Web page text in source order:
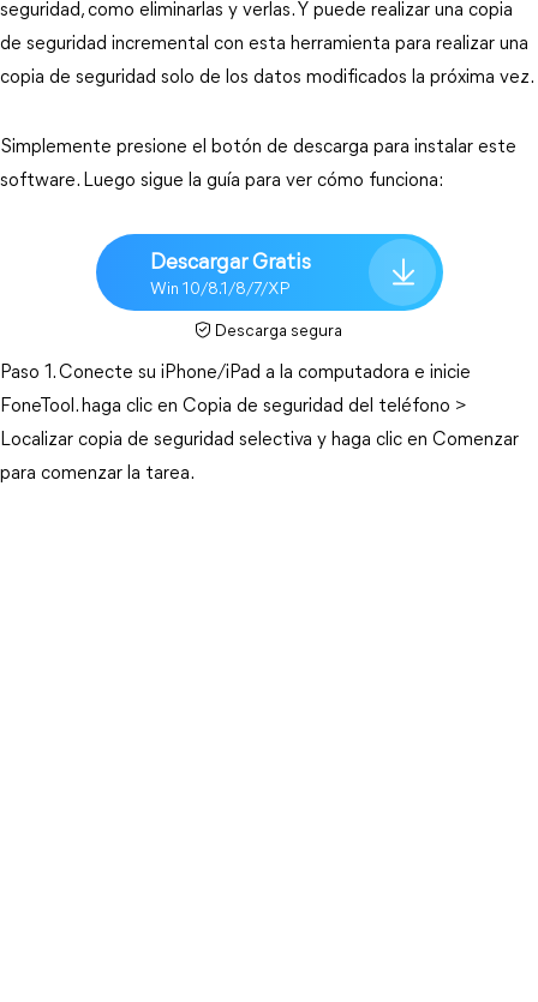
seguridad, como eliminarlas y verlas. Y puede realizar una copia
de seguridad incremental con esta herramienta para realizar una
copia de seguridad solo de los datos modificados la próxima vez.
Simplemente presione el botón de descarga para instalar este
software. Luego sigue la guía para ver cómo funciona:
Descargar Gratis
Win 10/8.1/8/7/XP
Descarga segura
Paso 1. Conecte su iPhone/iPad a la computadora e inicie
FoneTool. haga clic en Copia de seguridad del teléfono >
Localizar copia de seguridad selectiva y haga clic en Comenzar
para comenzar la tarea.